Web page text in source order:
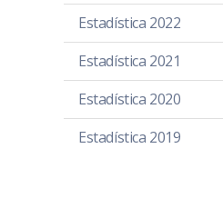
Estadística 2022
Estadística 2021
Estadística 2020
Estadística 2019